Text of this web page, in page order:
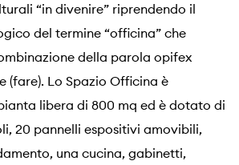
“in divenire” riprendendo il
del termine “officina” che
della parola opifex
(fare). Lo Spazio Officina è
libera di 800 mq ed è dotato di
20 pannelli espositivi amovibili,
una cucina, gabinetti,